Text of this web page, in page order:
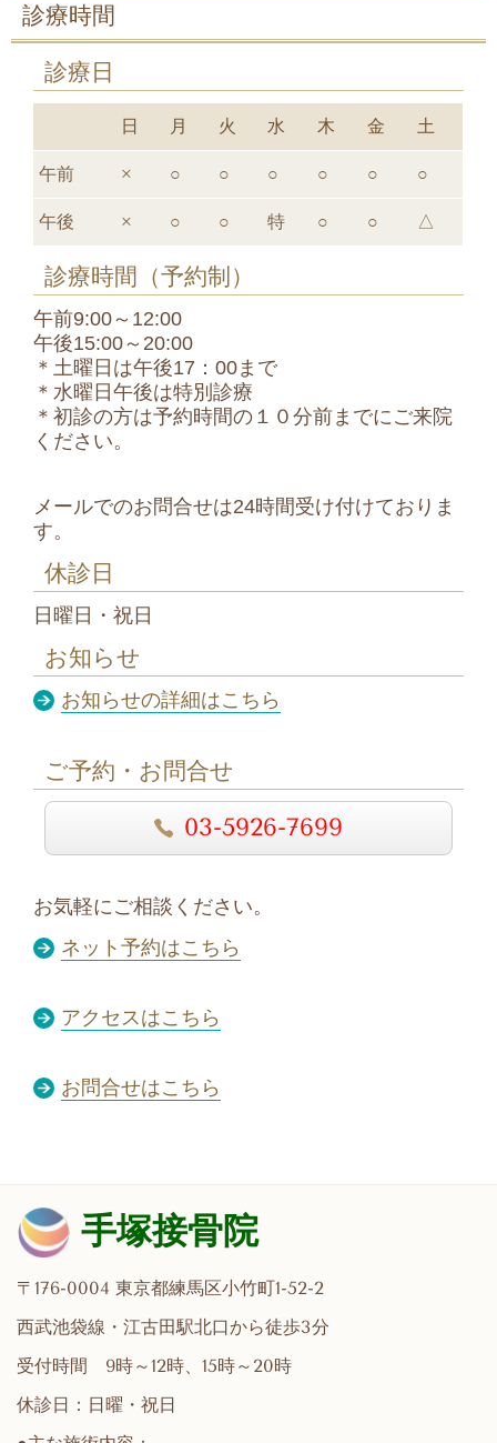
診療時間
診療日
日 月 火 水 木 金 土
午前 × ○ ○ ○ ○ ○ ○
午後 × ○ ○ 特 ○ ○ △
診療時間（予約制）
午前9:00～12:00
午後15:00～20:00
＊土曜日は午後17：00まで
＊水曜日午後は特別診療
＊初診の方は予約時間の１０分前までにご来院
ください。
メールでのお問合せは24時間受け付けておりま
す。
休診日
日曜日・祝日
お知らせ
お知らせの詳細はこちら
ご予約・お問合せ
03-5926-7699
お気軽にご相談ください。
ネット予約はこちら
アクセスはこちら
お問合せはこちら
手塚接骨院
〒176-0004 東京都練馬区小竹町1-52-2
西武池袋線・江古田駅北口から徒歩3分
受付時間 9時～12時、15時～20時
休診日：日曜・祝日